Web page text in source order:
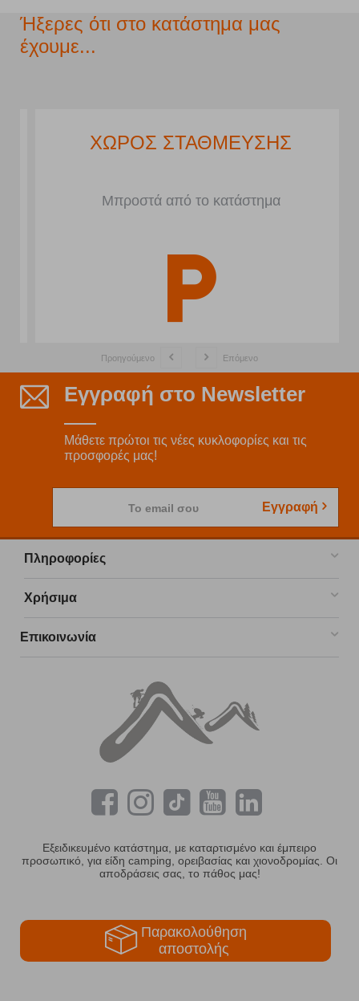
Ήξερες ότι στο κατάστημα μας
έχουμε...
ΧΩΡΟΣ ΣΤΑΘΜΕΥΣΗΣ
Μπροστά από το κατάστημα
Προηγούμενο Επόμενο
Εγγραφή στο Newsletter
Μάθετε πρώτοι τις νέες κυκλοφορίες και τις
προσφορές μας!
Το email σου Εγγραφή
Πληροφορίες
Χρήσιμα
Επικοινωνία
Εξειδικευμένο κατάστημα, με καταρτισμένο και έμπειρο
προσωπικό, για είδη camping, ορειβασίας και χιονοδρομίας. Οι
αποδράσεις σας, το πάθος μας!
Παρακολούθηση
αποστολής